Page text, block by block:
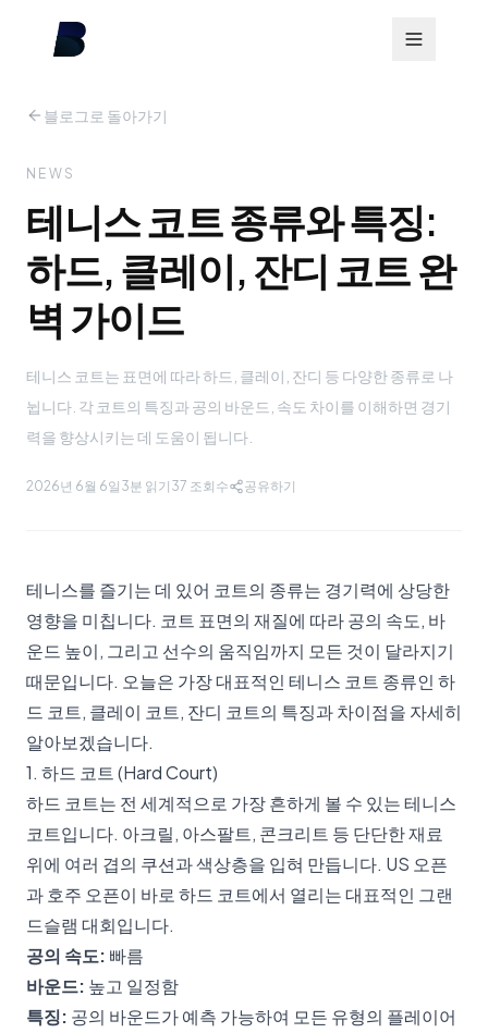
블로그로 돌아가기
NEWS
테니스 코트 종류와 특징:
하드, 클레이, 잔디 코트 완
벽 가이드
테니스 코트는 표면에 따라 하드, 클레이, 잔디 등 다양한 종류로 나
뉩니다. 각 코트의 특징과 공의 바운드, 속도 차이를 이해하면 경기
력을 향상시키는 데 도움이 됩니다.
2026년 6월 6일 3분 읽기 37 조회수 공유하기
테니스를 즐기는 데 있어 코트의 종류는 경기력에 상당한
영향을 미칩니다. 코트 표면의 재질에 따라 공의 속도, 바
운드 높이, 그리고 선수의 움직임까지 모든 것이 달라지기
때문입니다. 오늘은 가장 대표적인 테니스 코트 종류인 하
드 코트, 클레이 코트, 잔디 코트의 특징과 차이점을 자세히
알아보겠습니다.
1. 하드 코트 (Hard Court)
하드 코트는 전 세계적으로 가장 흔하게 볼 수 있는 테니스
코트입니다. 아크릴, 아스팔트, 콘크리트 등 단단한 재료
위에 여러 겹의 쿠션과 색상층을 입혀 만듭니다. US 오픈
과 호주 오픈이 바로 하드 코트에서 열리는 대표적인 그랜
드슬램 대회입니다.
공의 속도: 빠름
바운드: 높고 일정함
특징: 공의 바운드가 예측 가능하여 모든 유형의 플레이어